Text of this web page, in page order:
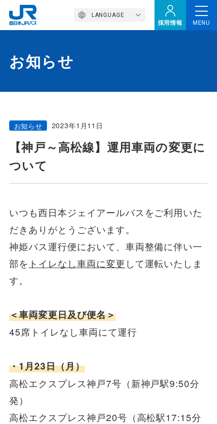
採用情報
LANGUAGE
MENU
トップページ
西バスの魅力
高速バス
定期観光バス
一般路線バス
貸切バス
関連事業
お問い合わせ・Q&A
お知らせ
お知らせ 2023年1月11日
【神戸～高松線】運用車両の変更に
ついて
いつも西日本ジェイアールバスをご利用いた
だきありがとうございます。
神姫バス運行便において、車両整備に伴い一
部を トイレなし車両に変更 して運転いたしま
す。
＜車両変更日及び便名＞
45席トイレなし車両にて運行
・1月23日（月）
高松エクスプレス神戸7号（新神戸駅9:50分
発）
高松エクスプレス神戸20号（高松駅17:15分